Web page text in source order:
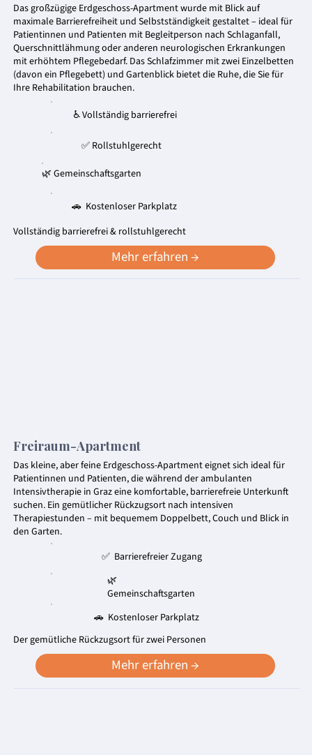
Das großzügige Erdgeschoss-Apartment wurde mit Blick auf
maximale Barrierefreiheit und Selbstständigkeit gestaltet – ideal für
Patientinnen und Patienten mit Begleitperson nach Schlaganfall,
Querschnittlähmung oder anderen neurologischen Erkrankungen
mit erhöhtem Pflegebedarf. Das Schlafzimmer mit zwei Einzelbetten
(davon ein Pflegebett) und Gartenblick bietet die Ruhe, die Sie für
Ihre Rehabilitation brauchen.
♿ Vollständig barrierefrei
✅ Rollstuhlgerecht
🌿 Gemeinschaftsgarten
🚗 Kostenloser Parkplatz
Vollständig barrierefrei & rollstuhlgerecht
Mehr erfahren →
Freiraum-Apartment
Das kleine, aber feine Erdgeschoss-Apartment eignet sich ideal für
Patientinnen und Patienten, die während der ambulanten
Intensivtherapie in Graz eine komfortable, barrierefreie Unterkunft
suchen. Ein gemütlicher Rückzugsort nach intensiven
Therapiestunden – mit bequemem Doppelbett, Couch und Blick in
den Garten.
✅ Barrierefreier Zugang
🌿
Gemeinschaftsgarten
🚗 Kostenloser Parkplatz
Der gemütliche Rückzugsort für zwei Personen
Mehr erfahren →